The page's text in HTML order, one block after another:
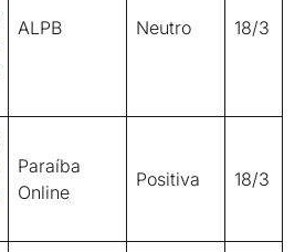
ALPB Neutro 18/3
Paraíba
Online
Positiva 18/3